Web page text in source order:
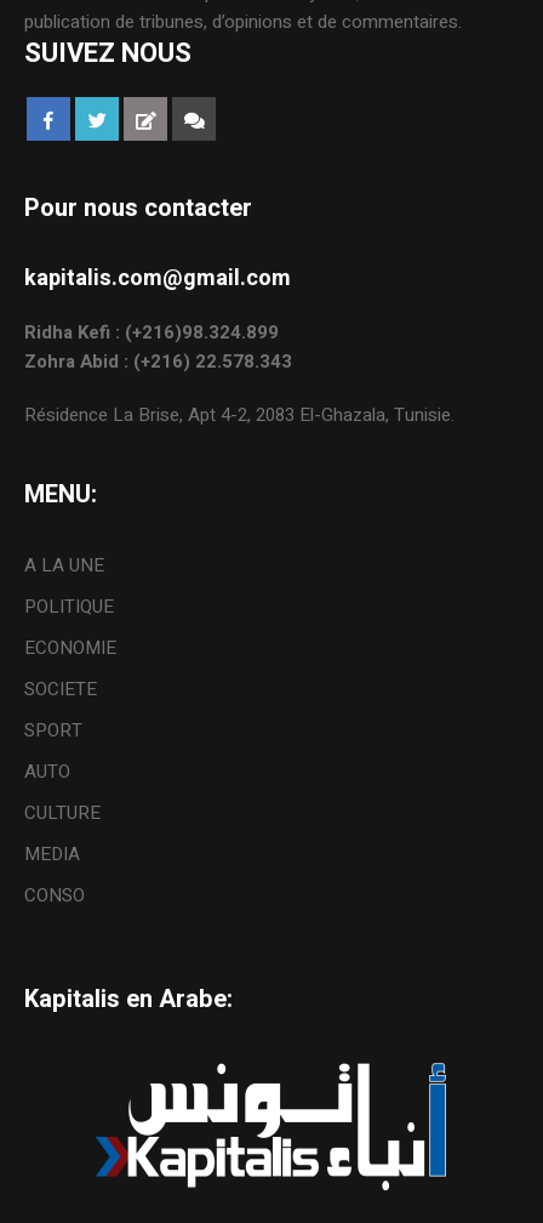
publication de tribunes, d’opinions et de commentaires.
SUIVEZ NOUS
Pour nous contacter
kapitalis.com@gmail.com
Ridha Kefi : (+216)98.324.899
Zohra Abid : (+216) 22.578.343
Résidence La Brise, Apt 4-2, 2083 El-Ghazala, Tunisie.
MENU:
A LA UNE
POLITIQUE
ECONOMIE
SOCIETE
SPORT
AUTO
CULTURE
MEDIA
CONSO
Kapitalis en Arabe: